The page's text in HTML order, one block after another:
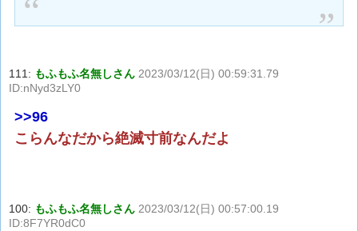
111: もふもふ名無しさん 2023/03/12(日) 00:59:31.79
ID:nNyd3zLY0
>>96
こらんなだから絶滅寸前なんだよ
100: もふもふ名無しさん 2023/03/12(日) 00:57:00.19
ID:8F7YR0dC0